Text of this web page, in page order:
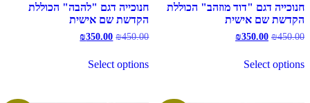
חנוכייה דגם "דוד מוזהב" הכוללת
הקדשת שם אישית
₪450.00
המחיר
₪450.00.
₪350.00 המחיר
Select options
חנוכייה דגם "להבה" הכוללת
הקדשת שם אישית
₪450.00
המחיר
₪450.00.
₪350.00 המחיר
Select options